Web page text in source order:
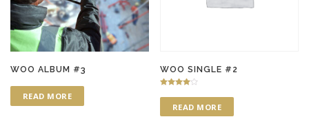
WOO ALBUM #3
READ MORE
WOO SINGLE #2
4.00
out of 5READ MORE